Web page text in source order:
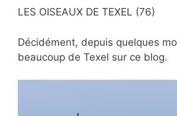
LES OISEAUX DE TEXEL (76)
Décidément, depuis quelques
beaucoup de Texel sur ce blog.